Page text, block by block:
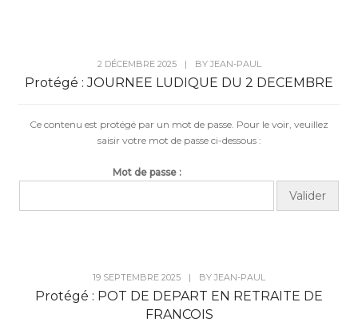
2 DÉCEMBRE 2025 | BY JEAN-PAUL
Protégé : JOURNEE LUDIQUE DU 2 DECEMBRE
Ce contenu est protégé par un mot de passe. Pour le voir, veuillez
saisir votre mot de passe ci-dessous :
Mot de passe :
19 SEPTEMBRE 2025 | BY JEAN-PAUL
Protégé : POT DE DEPART EN RETRAITE DE
FRANCOIS